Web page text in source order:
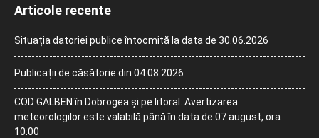
Articole recente
Situația datoriei publice întocmită la data de 30.06.2026
Publicații de căsătorie din 04.08.2026
COD GALBEN în Dobrogea și pe litoral. Avertizarea
meteorologilor este valabilă până în data de 07 august, ora
10:00